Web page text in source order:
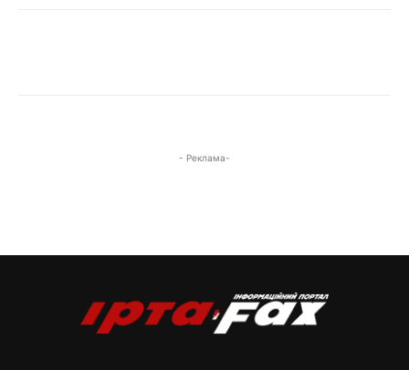
- Реклама-